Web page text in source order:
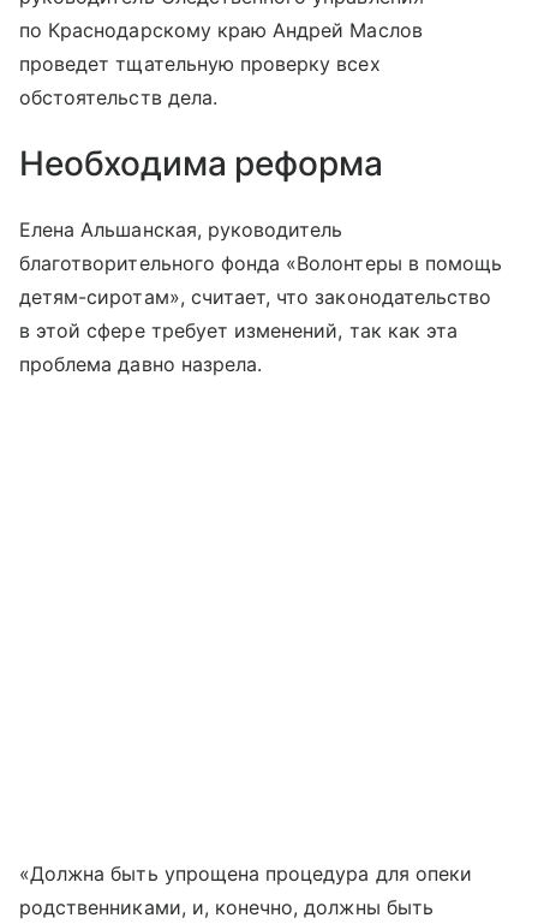
по Краснодарскому краю Андрей Маслов
проведет тщательную проверку всех
обстоятельств дела.
Необходима реформа
Елена Альшанская, руководитель
благотворительного фонда «Волонтеры в помощь
детям-сиротам», считает, что законодательство
в этой сфере требует изменений, так как эта
проблема давно назрела.
«Должна быть упрощена процедура для опеки
родственниками, и, конечно, должны быть